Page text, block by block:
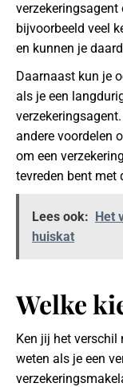
verzekeringsagent
bijvoorbeeld veel
en kunnen je
Daarnaast kun je
als je een
andere voordelen
om een
tevreden bent met
Lees ook: Het
huiskat
Welke
Ken jij het verschil
weten als je een